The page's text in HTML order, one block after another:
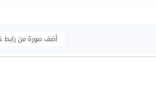
أضف صورة من رابط